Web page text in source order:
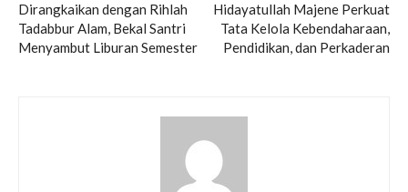
Dirangkaikan dengan Rihlah
Tadabbur Alam, Bekal Santri
Menyambut Liburan Semester
Hidayatullah Majene Perkuat
Tata Kelola Kebendaharaan,
Pendidikan, dan Perkaderan